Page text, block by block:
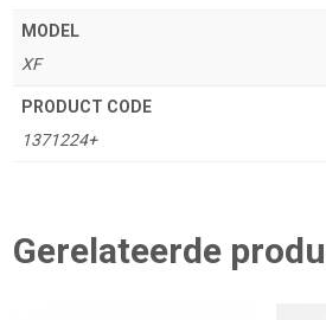
MODEL
XF
PRODUCT CODE
1371224+
Gerelateerde